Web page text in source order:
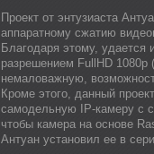
Проект от энтузиаста
аппаратному сжатию
Благодаря этому, удается
разрешением FullHD 1080p
немаловажную,
Кроме этого, данный
самодельную IP-камеру с
чтобы камера на основе
Антуан установил ее в